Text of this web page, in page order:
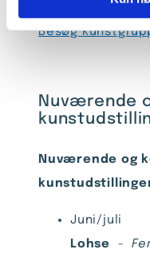
Besøg
Nuværende
Nuværende og
Juni/juli
Lohse -